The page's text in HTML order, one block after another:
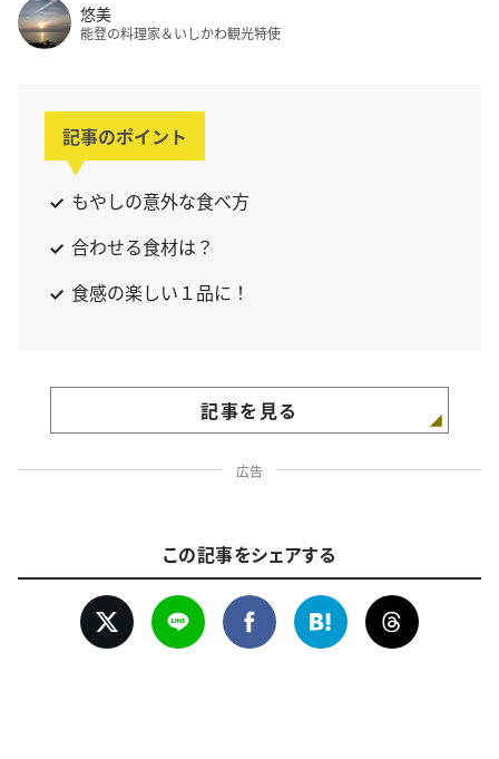
悠美
能登の料理家＆いしかわ観光特使
記事のポイント
もやしの意外な食べ方
合わせる食材は？
食感の楽しい１品に！
記事を見る
広告
この記事をシェアする